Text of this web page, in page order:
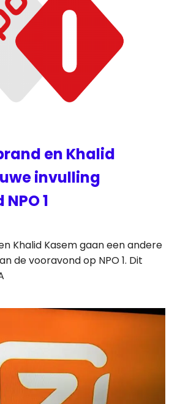
en Khalid
invulling
1
Khalid Kasem gaan een andere
de vooravond op NPO 1. Dit